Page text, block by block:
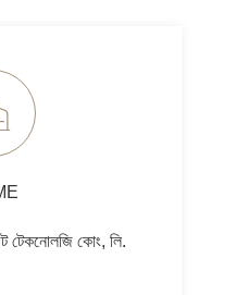
টেকনোলজি কোং, লি.